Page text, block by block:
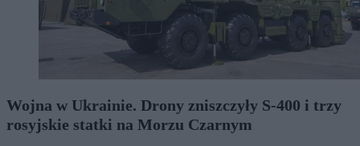
Wojna w Ukrainie. Drony zniszczyły S-400 i trzy
rosyjskie statki na Morzu Czarnym